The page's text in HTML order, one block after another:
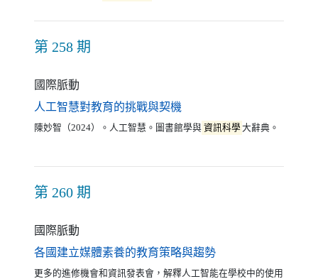
第 258 期
國際脈動
人工智慧對教育的挑戰與契機
陳妙智（2024）。人工智慧。圖書館學與 資訊科學大辭典。
第 260 期
國際脈動
各國建立媒體素養的教育策略與趨勢（另開新視窗）
更多的進修機會和資訊發表會，解釋人工智能在學校中的使用